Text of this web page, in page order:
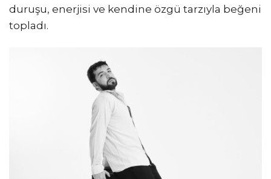
duruşu, enerjisi ve kendine özgü tarzıyla beğeni
topladı.